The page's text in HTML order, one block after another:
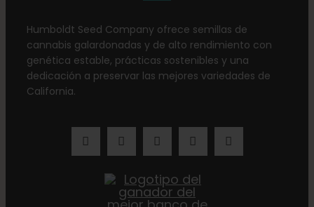
Humboldt Seed Company ofrece semillas de
cannabis galardonadas y de alto rendimiento con
genética estable, prácticas sostenibles y una
dedicación a preservar las mejores variedades de
California.